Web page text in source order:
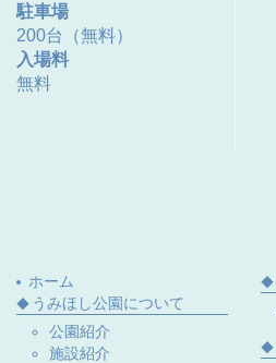
駐車場
200台（無料）
入場料
無料
ホーム
うみほし公園について
公園紹介
施設紹介